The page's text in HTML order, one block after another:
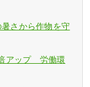
さから作物を守
アップ 労働環